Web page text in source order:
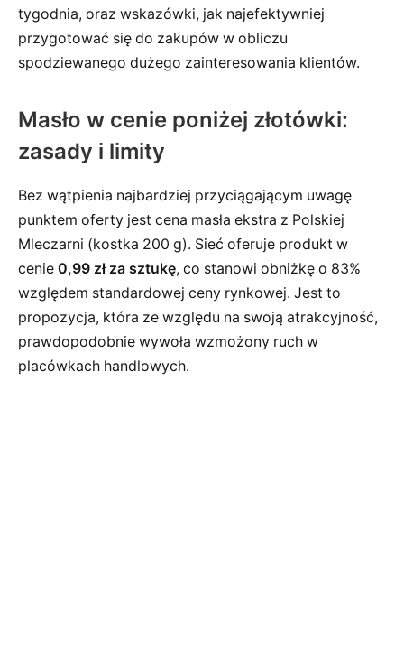
tygodnia, oraz wskazówki, jak najefektywniej
przygotować się do zakupów w obliczu
spodziewanego dużego zainteresowania klientów.
Masło w cenie poniżej złotówki:
zasady i limity
Bez wątpienia najbardziej przyciągającym uwagę
punktem oferty jest cena masła ekstra z Polskiej
Mleczarni (kostka 200 g). Sieć oferuje produkt w
cenie 0,99 zł za sztukę, co stanowi obniżkę o 83%
względem standardowej ceny rynkowej. Jest to
propozycja, która ze względu na swoją atrakcyjność,
prawdopodobnie wywoła wzmożony ruch w
placówkach handlowych.